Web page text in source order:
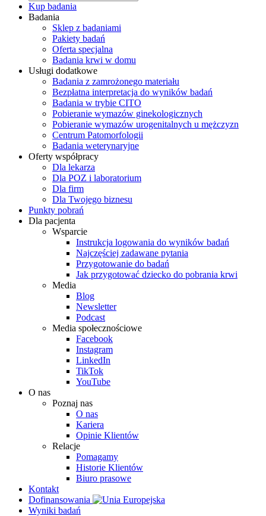
Kup badania
Badania
Sklep z badaniami
Pakiety badań
Oferta specjalna
Badania krwi w domu
Usługi dodatkowe
Badania z zamrożonego materiału
Bezpłatna interpretacja do wyników badań
Badania w trybie CITO
Pobieranie wymazów ginekologicznych
Pobieranie wymazów urogenitalnych u mężczyzn
Centrum Patomorfologii
Badania weterynaryjne
Oferty współpracy
Dla lekarza
Dla POZ i laboratorium
Dla firm
Dla Twojego biznesu
Punkty pobrań
Dla pacjenta
Wsparcie
Instrukcja logowania do wyników badań
Najczęściej zadawane pytania
Przygotowanie do badań
Jak przygotować dziecko do pobrania krwi
Media
Blog
Newsletter
Podcast
Media społecznościowe
Facebook
Instagram
LinkedIn
TikTok
YouTube
O nas
Poznaj nas
O nas
Kariera
Opinie Klientów
Relacje
Pomagamy
Historie Klientów
Biuro prasowe
Kontakt
Dofinansowania
Wyniki badań